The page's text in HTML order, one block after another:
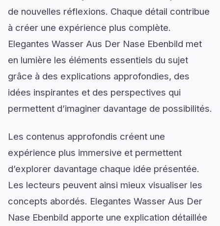
de nouvelles réflexions. Chaque détail contribue
à créer une expérience plus complète.
Elegantes Wasser Aus Der Nase Ebenbild met
en lumière les éléments essentiels du sujet
grâce à des explications approfondies, des
idées inspirantes et des perspectives qui
permettent d’imaginer davantage de possibilités.
Les contenus approfondis créent une
expérience plus immersive et permettent
d’explorer davantage chaque idée présentée.
Les lecteurs peuvent ainsi mieux visualiser les
concepts abordés. Elegantes Wasser Aus Der
Nase Ebenbild apporte une explication détaillée